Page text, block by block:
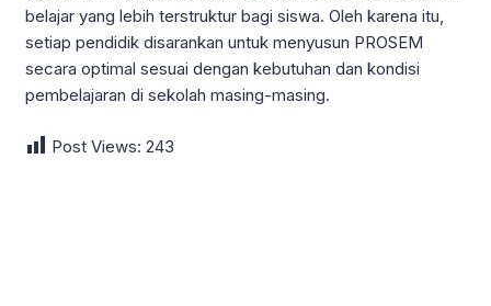
belajar yang lebih terstruktur bagi siswa. Oleh karena itu,
setiap pendidik disarankan untuk menyusun PROSEM
secara optimal sesuai dengan kebutuhan dan kondisi
pembelajaran di sekolah masing-masing.
Post Views: 243